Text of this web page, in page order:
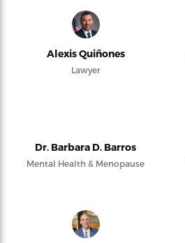
Alexis Quiñones
Lawyer
Dr. Barbara D. Barros
Mental Health & Menopause